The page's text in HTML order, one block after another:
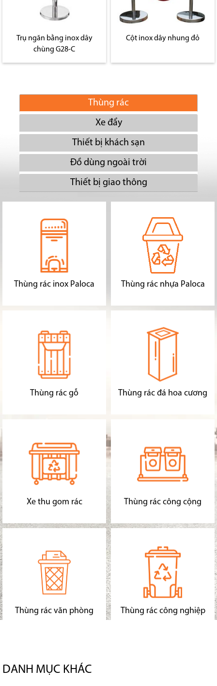
Trụ ngăn bằng inox dây
chùng G28-C
Cột inox dây nhung đỏ
Thùng rác
Xe đẩy
Thiết bị khách sạn
Đồ dùng ngoài trời
Thiết bị giao thông
Thùng rác inox Paloca Thùng rác nhựa Paloca
Thùng rác gỗ Thùng rác đá hoa cương
Xe thu gom rác Thùng rác công cộng
Thùng rác văn phòng Thùng rác công nghiệp
DANH MỤC KHÁC